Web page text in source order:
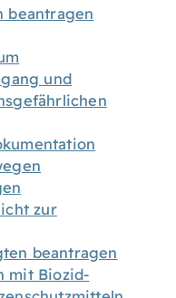
beantragen
und
zur
beantragen
mit Biozid-